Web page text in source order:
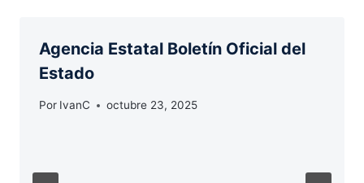
Agencia Estatal Boletín Oficial del
Estado
Por IvanC octubre 23, 2025